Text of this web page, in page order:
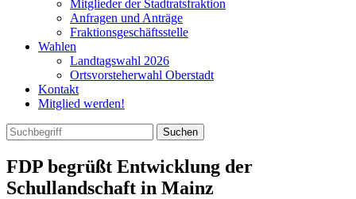
Mitglieder der Stadtratsfraktion
Anfragen und Anträge
Fraktionsgeschäftsstelle
Wahlen
Landtagswahl 2026
Ortsvorsteherwahl Oberstadt
Kontakt
Mitglied werden!
FDP begrüßt Entwicklung der
Schullandschaft in Mainz